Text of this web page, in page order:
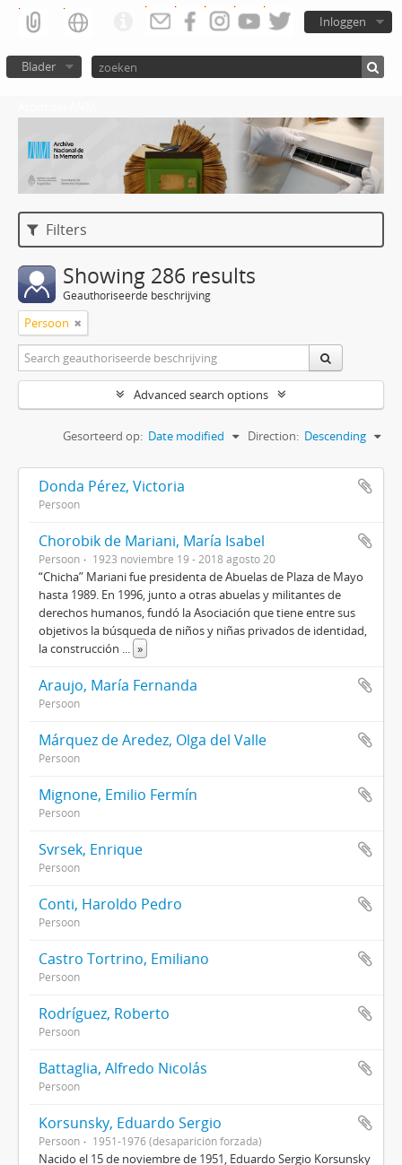
Inloggen
Blader
Filters
Showing 286 results
Geauthoriseerde beschrijving
Persoon
Advanced search options
Gesorteerd op: Date modified Direction: Descending
Donda Pérez, Victoria
Persoon
Chorobik de Mariani, María Isabel
Persoon 1923 noviembre 19 - 2018 agosto 20
“Chicha” Mariani fue presidenta de Abuelas de Plaza de Mayo
hasta 1989. En 1996, junto a otras abuelas y militantes de
derechos humanos, fundó la Asociación que tiene entre sus
objetivos la búsqueda de niños y niñas privados de identidad,
la construcción ... »
Araujo, María Fernanda
Persoon
Márquez de Aredez, Olga del Valle
Persoon
Mignone, Emilio Fermín
Persoon
Svrsek, Enrique
Persoon
Conti, Haroldo Pedro
Persoon
Castro Tortrino, Emiliano
Persoon
Rodríguez, Roberto
Persoon
Battaglia, Alfredo Nicolás
Persoon
Korsunsky, Eduardo Sergio
Persoon 1951-1976 (desaparición forzada)
Nacido el 15 de noviembre de 1951, Eduardo Sergio Korsunsky